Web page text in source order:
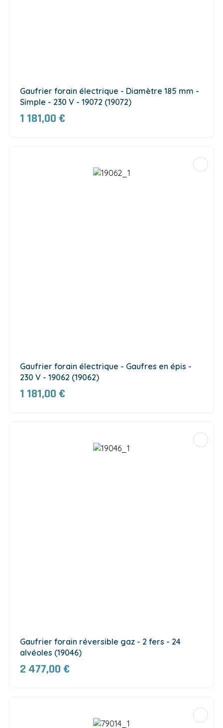
Gaufrier forain électrique - Diamètre 185 mm -
Simple - 230 V - 19072 (19072)
1 181,00 €
Gaufrier forain électrique - Gaufres en épis -
230 V - 19062 (19062)
1 181,00 €
Gaufrier forain réversible gaz - 2 fers - 24
alvéoles (19046)
2 477,00 €